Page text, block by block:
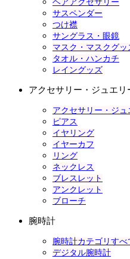
ヘアアクセサリー
サスペンダー
つけ襟
サングラス・眼鏡
マスク・マスクグッ
タオル・ハンカチ
レイングッズ
アクセサリー・ジュエリ
アクセサリー・ジ
ピアス
イヤリング
イヤーカフ
リング
ネックレス
ブレスレット
アンクレット
ブローチ
腕時計
腕時計カテゴリすべ
デジタル腕時計